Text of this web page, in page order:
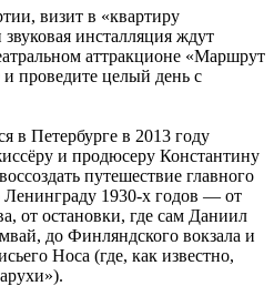
визит в «квартиру
инсталляция ждут
аттракционе «Маршрут
проведите целый день с
в Петербурге в 2013 году
и продюсеру Константину
путешествие главного
Ленинграду 1930-х годов — от
от остановки, где сам Даниил
до Финляндского вокзала и
Носа (где, как известно,